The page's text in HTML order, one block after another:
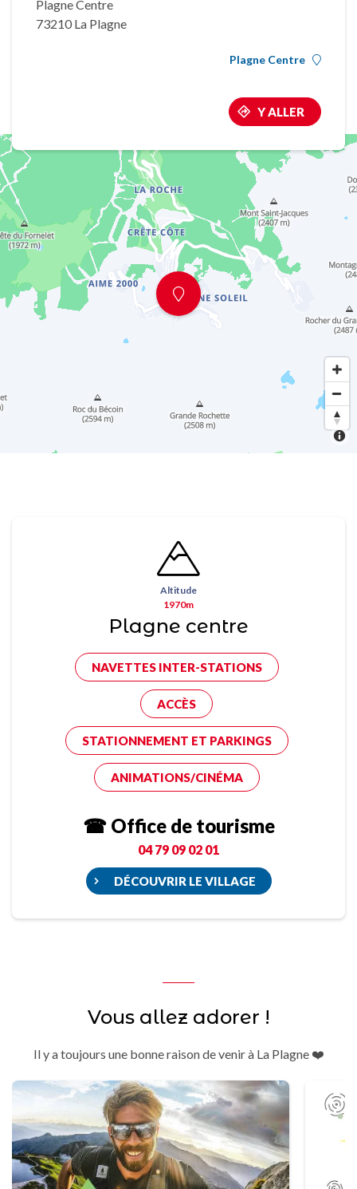
Plagne Centre
73210 La Plagne
Plagne Centre
Y ALLER
Altitude
1970m
Plagne centre
NAVETTES INTER-STATIONS
ACCÈS
STATIONNEMENT ET PARKINGS
ANIMATIONS/CINÉMA
☎ Office de tourisme
04 79 09 02 01
DÉCOUVRIR LE VILLAGE
Vous allez adorer !
Il y a toujours une bonne raison de venir à La Plagne ❤️